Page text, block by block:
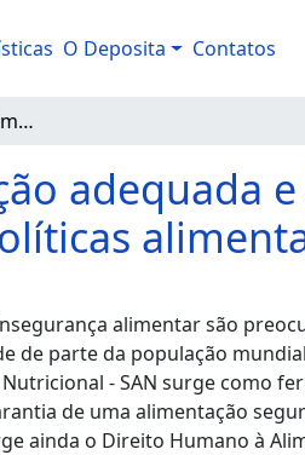
O Deposita Contatos
O direito humano à alimentação adequada e à segurança alimentar e nutricional no contexto das políticas alimentares brasileiras
adequada
alimentar são
de parte da população
- SAN surge como
de uma alimentação
ainda o Direito Humano à